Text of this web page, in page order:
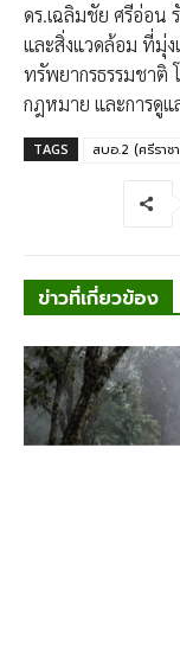
ดร.เฉลิมชัย ศรีอ่อน
และสิ่งแวดล้อม ที่มุ่ง
ทรัพยากรธรรมชาติ
กฎหมาย และการดู
TAGS สบอ.2 (ศรีราช
ข่าวที่เกี่ยวข้อง